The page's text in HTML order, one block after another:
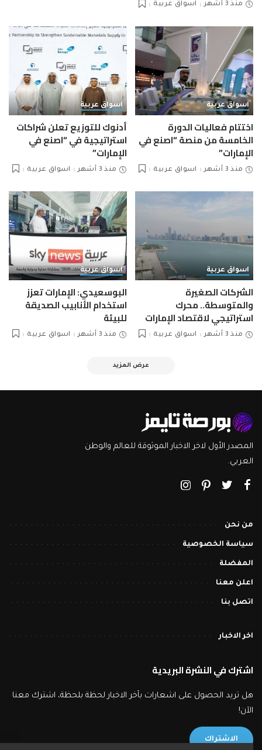
منذ 3 أشهر اسواق عربية
اسواق عربية
اختتام فعاليات الدورة
الخامسة من منصة “اصنع في
الإمارات”
منذ 3 أشهر اسواق عربية
اسواق عربية
أدنوك للتوزيع تعلن شراكات
استراتيجية في “اصنع في
الإمارات”
منذ 3 أشهر اسواق عربية
اسواق عربية
الشركات الصغيرة
والمتوسطة.. محرك
استراتيجي لاقتصاد الإمارات
منذ 3 أشهر اسواق عربية
اسواق عربية
البوسعيدي: الإمارات تعزز
استخدام الأنابيب الصديقة
للبيئة
منذ 3 أشهر اسواق عربية
عرض المزيد
المصدر الأول لاخر الاخبار الموثوقة للعالم والوطن
العربي.
من نحن
سياسة الخصوصية
المفضلة
اعلن معنا
اتصل بنا
اخر الاخبار
اشترك في النشرة البريدية
هل تريد الحصول على اشعارات بآخر الاخبار لحظة بلحظة، اشترك معنا
الآن!
الاشتراك